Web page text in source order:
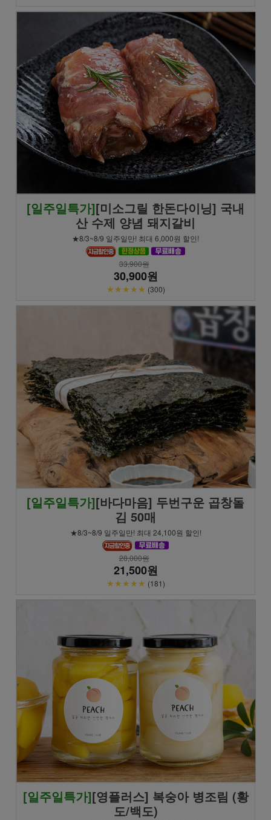
[일주일특가][미소그릴 한돈다이닝] 국내
산 수제 양념 돼지갈비
★8/3~8/9 일주일만! 최대 6,000원 할인!
33,900원
30,900원
★★★★★ (300)
[일주일특가][바다마음] 두번구운 곱창돌
김 50매
★8/3~8/9 일주일만! 최대 24,100원 할인!
28,000원
21,500원
★★★★★ (181)
[일주일특가][영플러스] 복숭아 병조림 (황
도/백도)